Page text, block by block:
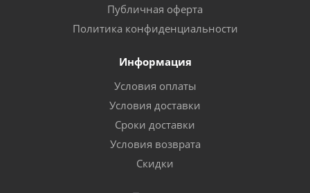
Публичная оферта
Политика конфиденциальности
Информация
Условия оплаты
Условия доставки
Сроки доставки
Условия возврата
Скидки